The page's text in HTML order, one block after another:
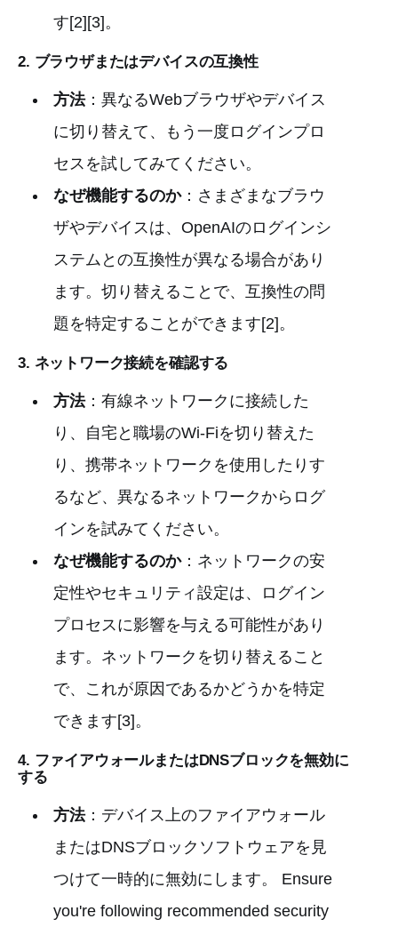
す[2][3]。
2. ブラウザまたはデバイスの互換性
方法：異なるWebブラウザやデバイス
に切り替えて、もう一度ログインプロ
セスを試してみてください。
なぜ機能するのか：さまざまなブラウ
ザやデバイスは、OpenAIのログインシ
ステムとの互換性が異なる場合があり
ます。切り替えることで、互換性の問
題を特定することができます[2]。
3. ネットワーク接続を確認する
方法：有線ネットワークに接続した
り、自宅と職場のWi-Fiを切り替えた
り、携帯ネットワークを使用したりす
るなど、異なるネットワークからログ
インを試みてください。
なぜ機能するのか：ネットワークの安
定性やセキュリティ設定は、ログイン
プロセスに影響を与える可能性があり
ます。ネットワークを切り替えること
で、これが原因であるかどうかを特定
できます[3]。
4. ファイアウォールまたはDNSブロックを無効に
する
方法：デバイス上のファイアウォール
またはDNSブロックソフトウェアを見
つけて一時的に無効にします。 Ensure
you're following recommended security